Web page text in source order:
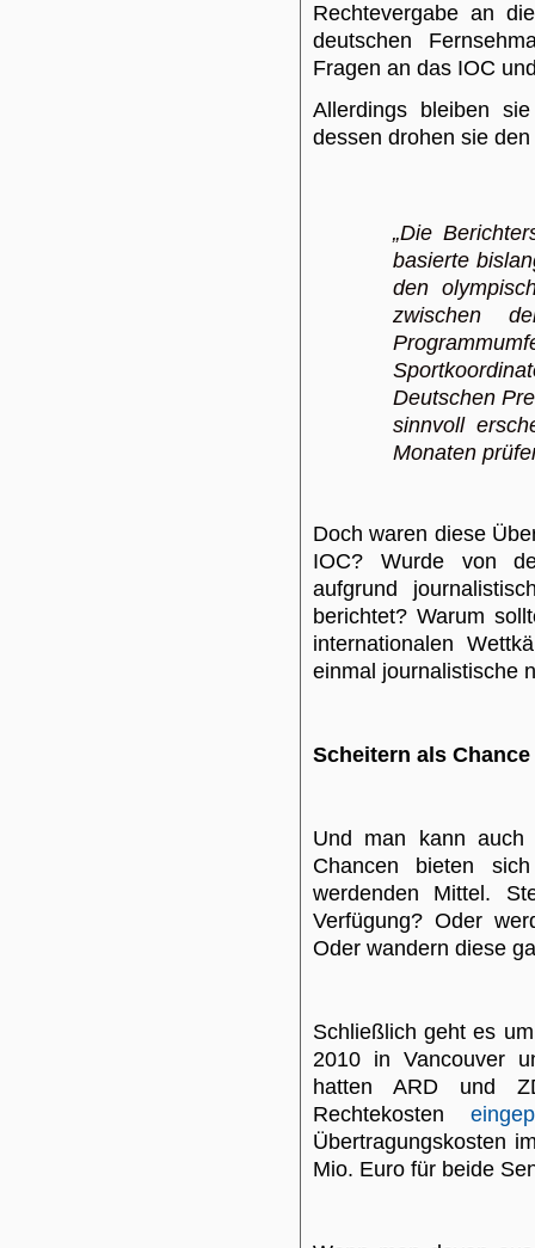
Rechtevergabe an
deutschen
Fragen an das IOC
Allerdings bleiben
dessen drohen sie
„Die
basierte
den
zwischen
Deutschen
sinnvoll
Monaten
Doch waren diese
IOC? Wurde von
aufgrund
berichtet? Warum
internationalen
einmal journalistische
Scheitern als Chance
Und man kann auch
Chancen bieten
werdenden Mittel.
Verfügung? Oder
Oder wandern diese
Schließlich geht es
2010 in Vancouver
hatten ARD und
Rechtekosten
Übertragungskosten
Mio. Euro für beide